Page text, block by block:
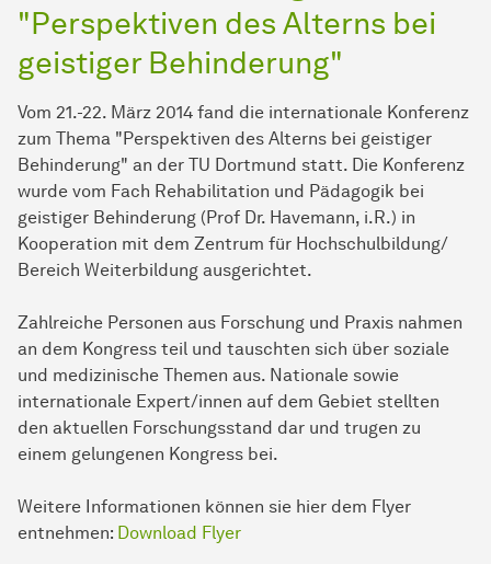
"Perspektiven des Alterns bei
geistiger Behinderung"
Vom 21.-22. März 2014 fand die internationale Konferenz
zum Thema "Perspektiven des Alterns bei geistiger
Behinderung" an der TU Dortmund statt. Die Konferenz
wurde vom Fach Rehabilitation und Pädagogik bei
geistiger Behinderung (Prof Dr. Havemann, i.R.) in
Kooperation mit dem Zentrum für Hochschulbildung/
Bereich Weiterbildung ausgerichtet.
Zahlreiche Personen aus Forschung und Praxis nahmen
an dem Kongress teil und tauschten sich über soziale
und medizinische Themen aus. Nationale sowie
internationale Expert/innen auf dem Gebiet stellten
den aktuellen Forschungsstand dar und trugen zu
einem gelungenen Kongress bei.
Weitere Informationen können sie hier dem Flyer
entnehmen: Download Flyer